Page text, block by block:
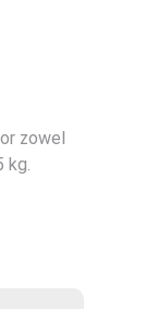
zowel
kg.